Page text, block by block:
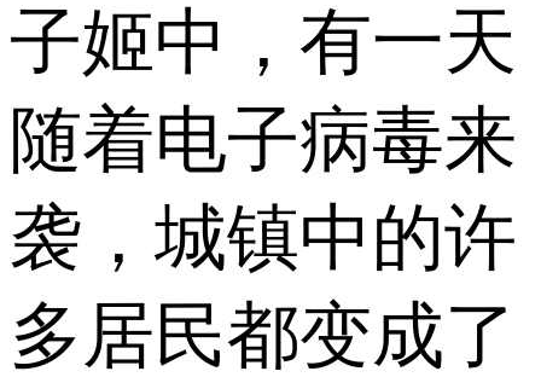
子姬中，有一天
随着电子病毒来
袭，城镇中的许
多居民都变成了